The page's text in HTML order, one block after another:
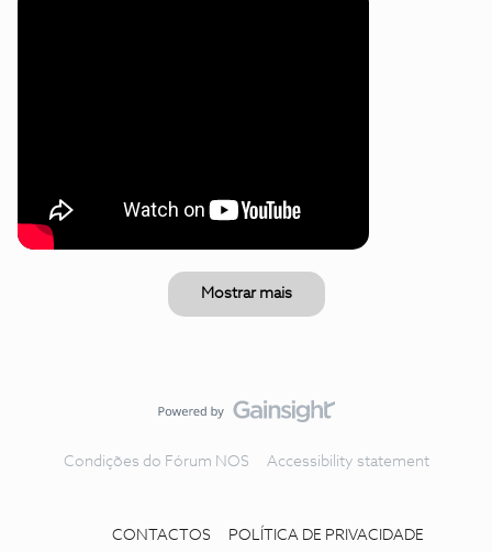
Mostrar mais
Condições do Fórum NOS Accessibility statement
CONTACTOS POLÍTICA DE PRIVACIDADE